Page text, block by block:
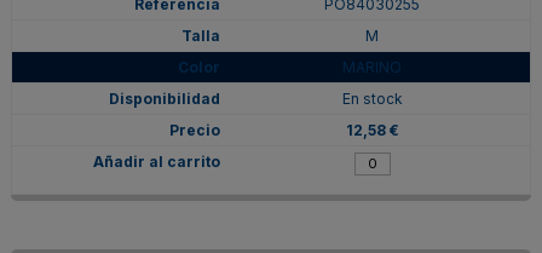
PO84030255
M
MARINO
En stock
12,58 €